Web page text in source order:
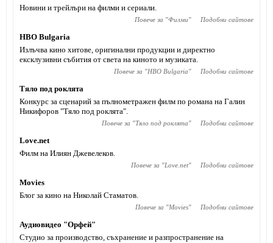
Новини и трейлъри на филми и сериали.
Повече за "Филми" Подобни сайтове
HBO Bulgaria
Излъчва кино хитове, оригинални продукции и директно
ексклузивни събития от света на киното и музиката.
Повече за "HBO Bulgaria" Подобни сайтове
Тяло под роклята
Конкурс за сценарий за пълнометражен филм по романа на Галин
Никифоров "Тяло под роклята".
Повече за "Тяло под роклята" Подобни сайтове
Love.net
Филм на Илиян Джевелеков.
Повече за "Love.net" Подобни сайтове
Movies
Блог за кино на Николай Стаматов.
Повече за "Movies" Подобни сайтове
Аудиовидео "Орфей"
Студио за производство, съхранение и разпространение на